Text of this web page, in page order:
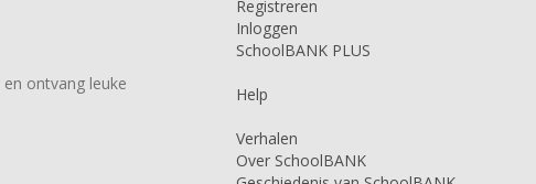
en ontvang leuke
Registreren
Inloggen
SchoolBANK PLUS
Help
Verhalen
Over SchoolBANK